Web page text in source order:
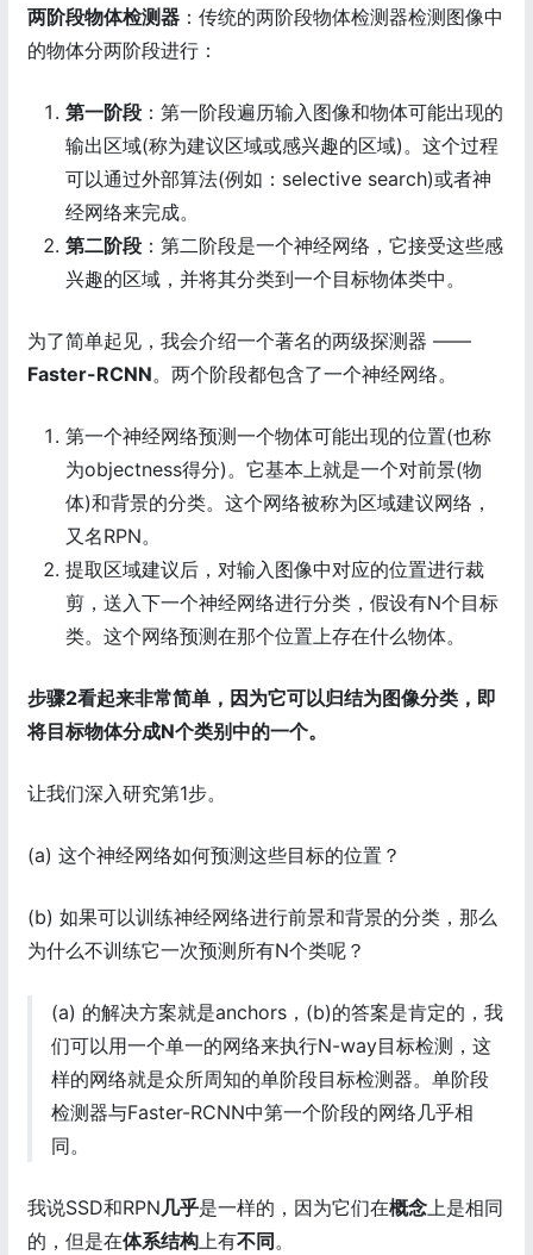
两阶段物体检测器 ：传统的两阶段物体检测器检测图像中
的物体分两阶段进行：
第一阶段 ：第一阶段遍历输入图像和物体可能出现的
输出区域(称为建议区域或感兴趣的区域)。这个过程
可以通过外部算法(例如：selective search)或者神
经网络来完成。
第二阶段 ：第二阶段是一个神经网络，它接受这些感
兴趣的区域，并将其分类到一个目标物体类中。
为了简单起见，我会介绍一个著名的两级探测器 ——
Faster-RCNN。两个阶段都包含了一个神经网络。
第一个神经网络预测一个物体可能出现的位置(也称
为objectness得分)。它基本上就是一个对前景(物
体)和背景的分类。这个网络被称为区域建议网络，
又名RPN。
提取区域建议后，对输入图像中对应的位置进行裁
剪，送入下一个神经网络进行分类，假设有N个目标
类。这个网络预测在那个位置上存在什么物体。
步骤2看起来非常简单，因为它可以归结为图像分类，即
将目标物体分成N个类别中的一个。
让我们深入研究第1步。
(a) 这个神经网络如何预测这些目标的位置？
(b) 如果可以训练神经网络进行前景和背景的分类，那么
为什么不训练它一次预测所有N个类呢？
(a) 的解决方案就是anchors，(b)的答案是肯定的，我
们可以用一个单一的网络来执行N-way目标检测，这
样的网络就是众所周知的单阶段目标检测器。单阶段
检测器与Faster-RCNN中第一个阶段的网络几乎相
同。
我说SSD和RPN几乎是一样的，因为它们在概念上是相同
的，但是在体系结构上有不同。